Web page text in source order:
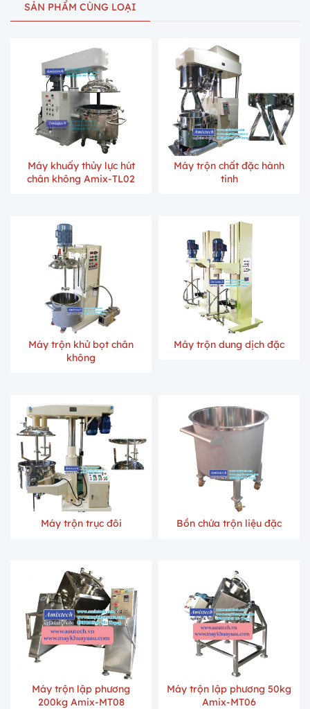
SẢN PHẨM CÙNG LOẠI
Máy khuấy thủy lực hút
chân không Amix-TL02
Máy trộn chất đặc hành
tinh
Máy trộn khử bọt chân
không
Máy trộn dung dịch đặc
Máy trộn trục đôi Bồn chứa trộn liệu đặc
Máy trộn lập phương
200kg Amix-MT08
Máy trộn lập phương 50kg
Amix-MT06